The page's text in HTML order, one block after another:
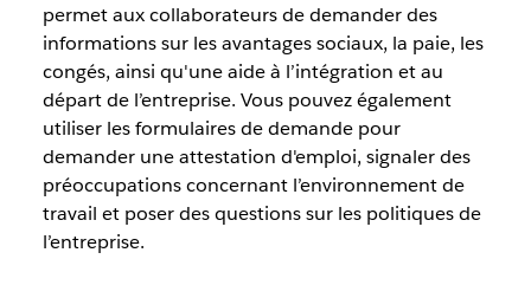
permet aux collaborateurs de demander des
informations sur les avantages sociaux, la paie, les
congés, ainsi qu'une aide à l’intégration et au
départ de l’entreprise. Vous pouvez également
utiliser les formulaires de demande pour
demander une attestation d'emploi, signaler des
préoccupations concernant l’environnement de
travail et poser des questions sur les politiques de
l’entreprise.